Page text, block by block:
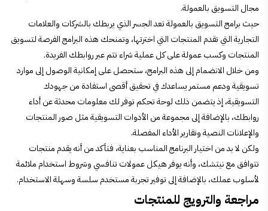
مجال التسويق بالعمولة.
حيث برامج التسويق بالعمولة تعد الجسر الذي يربطك بالشركات والعلامات
التجارية التي تقدم المنتجات التي اخترتها، وتمنحك هذه البرامج الفرصة لتسويق
المنتجات وكسب عمولة على كل عملية شراء تتم عبر روابطك الفريدة.
ومن خلال الانضمام إلى هذه البرامج، ستحصل على إمكانية الوصول إلى موارد
تسويقية ودعم مستمر يساعدك في تحقيق أقصى استفادة من جهودك
التسويقية، إذ يتضمن ذلك لوحة تحكم توفر لك معلومات محدثة عن أداء
روابطك، بالإضافة إلى مجموعة من الأدوات التسويقية مثل صور المنتجات
والإعلانات النصية وتقارير الأداء المفصلة.
ولكن لا بد من اختيار البرنامج المناسب بعناية، فتأكد من أنه يقدم منتجات
تتوافق مع نيتشك، وأنه يوفر هيكل عمولات تنافسي وشروط استخدام ملائمة
لأسلوب عملك، بالإضافة إلى توفير تجربة مستخدم سلسة وسهلة الاستخدام.
مراجعة والترويج للمنتجات